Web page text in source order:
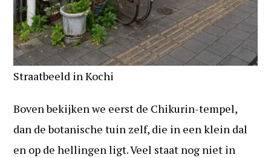
Straatbeeld in Kochi
Boven bekijken we eerst de Chikurin-tempel,
dan de botanische tuin zelf, die in een klein dal
en op de hellingen ligt. Veel staat nog niet in